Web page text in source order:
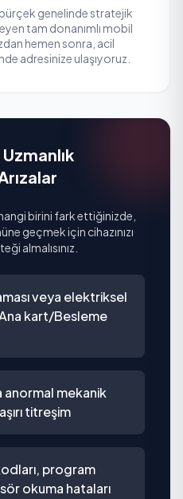
genelinde stratejik
tam donanımlı mobil
hemen sonra, acil
adresinize ulaşıyoruz.
Uzmanlık
birini fark ettiğinizde,
geçmek için cihazınızı
almalısınız.
veya elektriksel
kart/Besleme
anormal mekanik
titreşim
program
okuma hataları